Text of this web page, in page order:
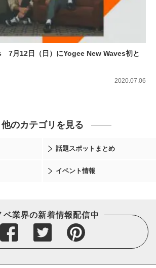
7月12日（日）にYogee New Waves初と
2020.07.06
他のカテゴリを見る
話題スポットまとめ
イベント情報
ベ業界の新着情報配信中